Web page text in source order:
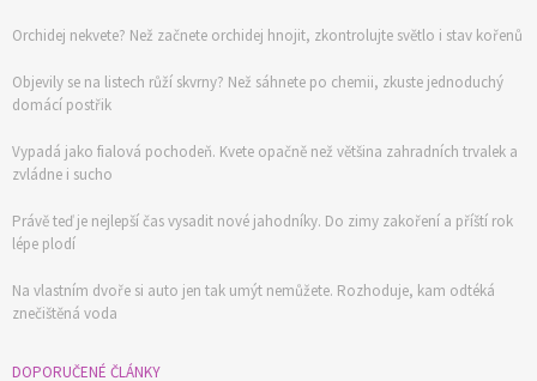
Orchidej nekvete? Než začnete orchidej hnojit, zkontrolujte světlo i stav kořenů
Objevily se na listech růží skvrny? Než sáhnete po chemii, zkuste jednoduchý
domácí postřik
Vypadá jako fialová pochodeň. Kvete opačně než většina zahradních trvalek a
zvládne i sucho
Právě teď je nejlepší čas vysadit nové jahodníky. Do zimy zakoření a příští rok
lépe plodí
Na vlastním dvoře si auto jen tak umýt nemůžete. Rozhoduje, kam odtéká
znečištěná voda
DOPORUČENÉ ČLÁNKY